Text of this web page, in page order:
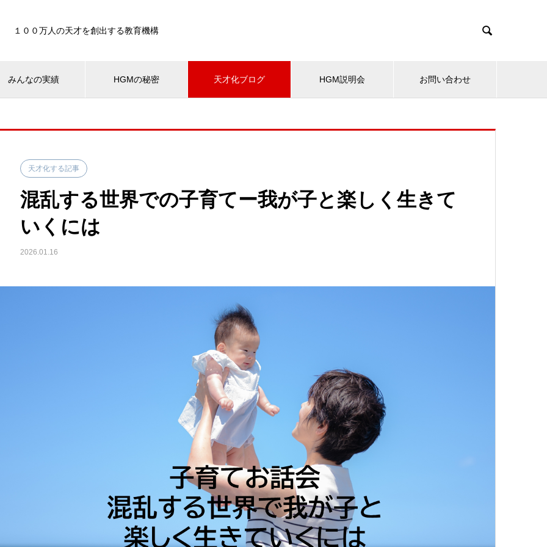
１００万人の天才を創出する教育機構 
みんなの実績 HGMの秘密 天才化ブログ HGM説明会 お問い合わせ
天才化する記事
混乱する世界での子育てー我が子と楽しく生きて
いくには
2026.01.16